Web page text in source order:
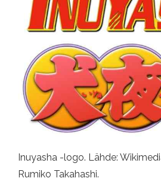
Inuyasha -logo. Lähde:
Rumiko Takahashi.